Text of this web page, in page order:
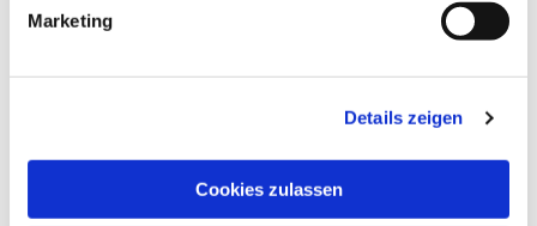
Marketing
Details zeigen
Cookies zulassen
Juliane Baumann-Kremzow
Profilkantorin im Fachbereich Kinder- und
Jugendkantorat, Region Nord der EKKW
Telefon